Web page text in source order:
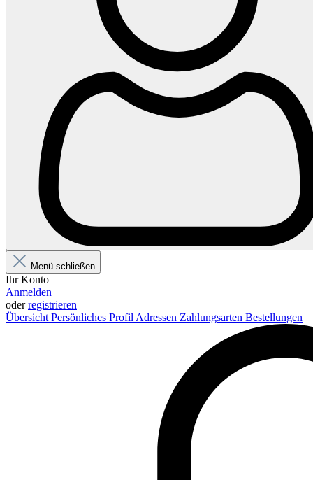
Menü schließen
Ihr Konto
Anmelden
oderregistrieren
Übersicht Persönliches Profil Adressen Zahlungsarten Bestellungen